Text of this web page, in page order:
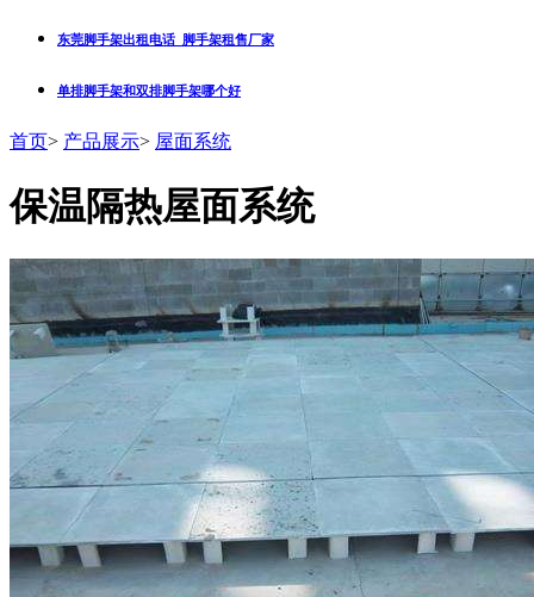
东莞脚手架出租电话_脚手架租售厂家
单排脚手架和双排脚手架哪个好
首页> 产品展示> 屋面系统
保温隔热屋面系统